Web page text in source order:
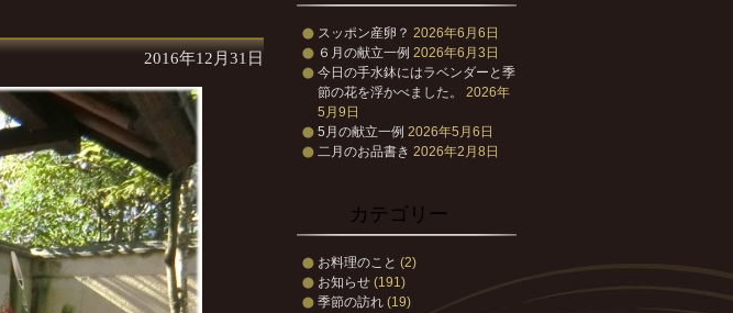
2016年12月31日
スッポン産卵？ 2026年6月6日
６月の献立一例 2026年6月3日
今日の手水鉢にはラベンダーと季
節の花を浮かべました。
2026年
5月9日
5月の献立一例 2026年5月6日
二月のお品書き 2026年2月8日
カテゴリー
お料理のこと (2)
お知らせ (191)
季節の訪れ (19)